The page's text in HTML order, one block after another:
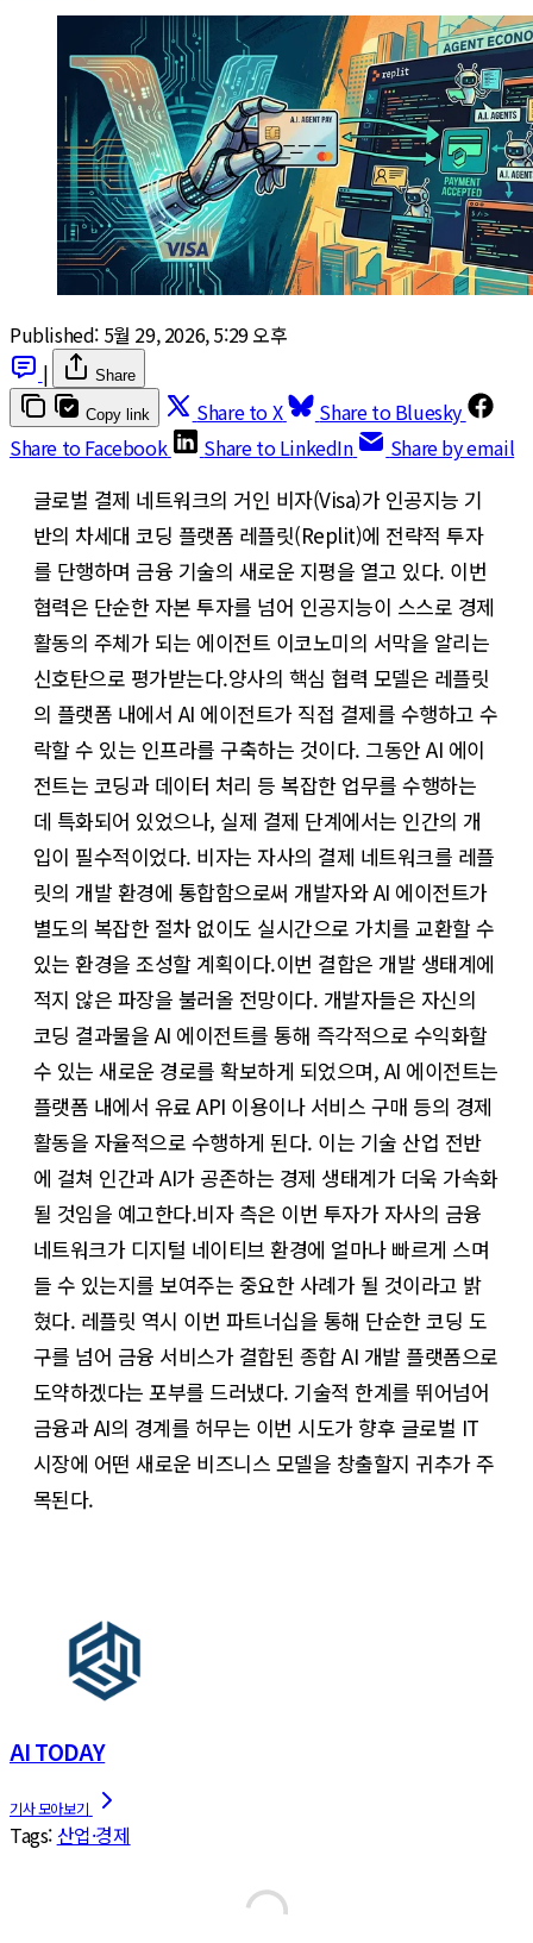
Published: 5월 29, 2026, 5:29 오후
|
Share
Copy link Share to X
Share to Bluesky
Share to Facebook
Share to LinkedIn Share by email
글로벌 결제 네트워크의 거인 비자(Visa)가 인공지능 기
반의 차세대 코딩 플랫폼 레플릿(Replit)에 전략적 투자
를 단행하며 금융 기술의 새로운 지평을 열고 있다. 이번
협력은 단순한 자본 투자를 넘어 인공지능이 스스로 경제
활동의 주체가 되는 에이전트 이코노미의 서막을 알리는
신호탄으로 평가받는다. ​양사의 핵심 협력 모델은 레플릿
의 플랫폼 내에서 AI 에이전트가 직접 결제를 수행하고 수
락할 수 있는 인프라를 구축하는 것이다. 그동안 AI 에이
전트는 코딩과 데이터 처리 등 복잡한 업무를 수행하는
데 특화되어 있었으나, 실제 결제 단계에서는 인간의 개
입이 필수적이었다. 비자는 자사의 결제 네트워크를 레플
릿의 개발 환경에 통합함으로써 개발자와 AI 에이전트가
별도의 복잡한 절차 없이도 실시간으로 가치를 교환할 수
있는 환경을 조성할 계획이다. ​이번 결합은 개발 생태계에
적지 않은 파장을 불러올 전망이다. 개발자들은 자신의
코딩 결과물을 AI 에이전트를 통해 즉각적으로 수익화할
수 있는 새로운 경로를 확보하게 되었으며, AI 에이전트는
플랫폼 내에서 유료 API 이용이나 서비스 구매 등의 경제
활동을 자율적으로 수행하게 된다. 이는 기술 산업 전반
에 걸쳐 인간과 AI가 공존하는 경제 생태계가 더욱 가속화
될 것임을 예고한다. ​비자 측은 이번 투자가 자사의 금융
네트워크가 디지털 네이티브 환경에 얼마나 빠르게 스며
들 수 있는지를 보여주는 중요한 사례가 될 것이라고 밝
혔다. 레플릿 역시 이번 파트너십을 통해 단순한 코딩 도
구를 넘어 금융 서비스가 결합된 종합 AI 개발 플랫폼으로
도약하겠다는 포부를 드러냈다. 기술적 한계를 뛰어넘어
금융과 AI의 경계를 허무는 이번 시도가 향후 글로벌 IT
시장에 어떤 새로운 비즈니스 모델을 창출할지 귀추가 주
목된다.
AI TODAY
Tags: 산업·경제